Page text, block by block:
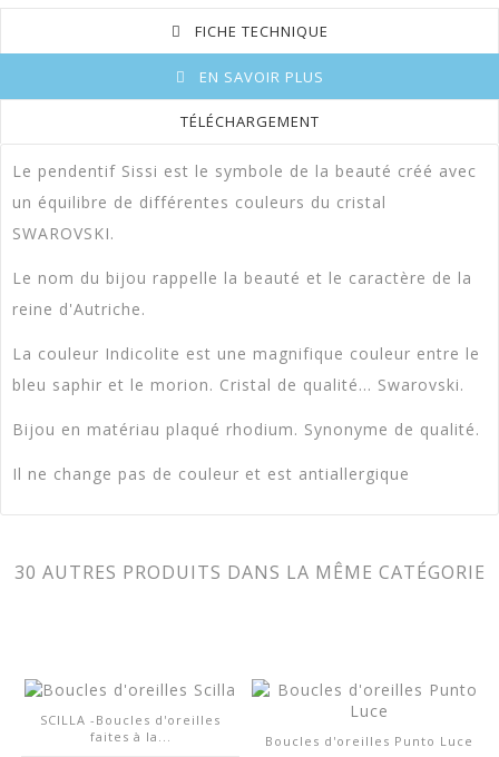
FICHE TECHNIQUE
EN SAVOIR PLUS
TÉLÉCHARGEMENT
Chaine 40 Cm
Largeur
Poids 6 Gr
Matériel De Production Métal Rhodié
Styles Élégant
Le pendentif Sissi est le symbole de la beauté créé avec
un équilibre de différentes couleurs du cristal
SWAROVSKI.
Le nom du bijou rappelle la beauté et le caractère de la
reine d'Autriche.
La couleur Indicolite est une magnifique couleur entre le
bleu saphir et le morion. Cristal de qualité... Swarovski.
Bijou en matériau plaqué rhodium. Synonyme de qualité.
Il ne change pas de couleur et est antiallergique
30 AUTRES PRODUITS DANS LA MÊME CATÉGORIE
SCILLA -Boucles d'oreilles
faites à la...
Boucles d'oreilles Punto Luce